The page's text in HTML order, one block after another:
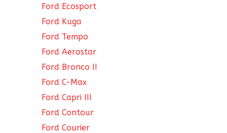
Ford Ecosport
Ford Kuga
Ford Tempo
Ford Aerostar
Ford Bronco II
Ford C-Max
Ford Capri III
Ford Contour
Ford Courier